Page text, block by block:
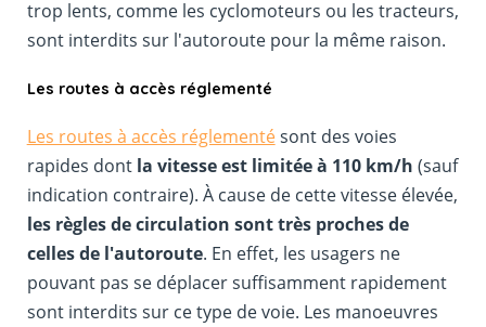
trop lents, comme les cyclomoteurs ou les tracteurs,
sont interdits sur l'autoroute pour la même raison.
Les routes à accès réglementé
Les routes à accès réglementésont des voies
rapides dont la vitesse est limitée à 110 km/h (sauf
indication contraire). À cause de cette vitesse élevée,
les règles de circulation sont très proches de
celles de l'autoroute. En effet, les usagers ne
pouvant pas se déplacer suffisamment rapidement
sont interdits sur ce type de voie. Les manoeuvres